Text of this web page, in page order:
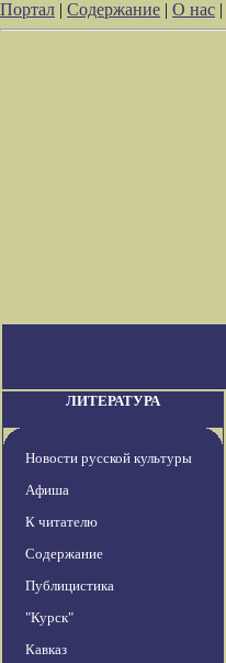
Портал | Содержание | О нас |
ЛИТЕРАТУРА
Новости русской культуры
Афиша
К читателю
Содержание
Публицистика
"Курск"
Кавказ